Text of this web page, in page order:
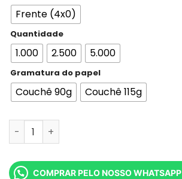
Frente (4x0)
Quantidade
1.000 2.500 5.000
Gramatura do papel
Couchê 90g Couchê 115g
Panfletos 15x21cm A5 quantidade
COMPRAR PELO NOSSO WHATSAPP